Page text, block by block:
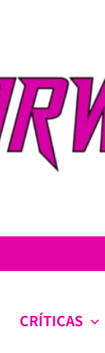
CRÍTICAS